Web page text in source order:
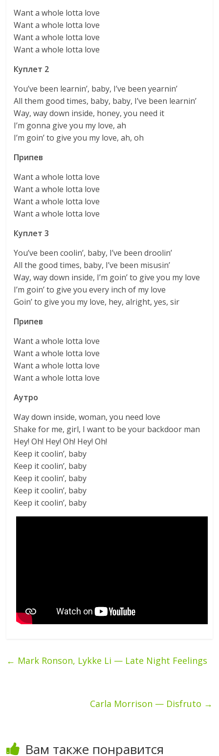
Want a whole lotta love
Want a whole lotta love
Want a whole lotta love
Want a whole lotta love
Куплет 2
You’ve been learnin’, baby, I’ve been yearnin’
All them good times, baby, baby, I’ve been learnin’
Way, way down inside, honey, you need it
I’m gonna give you my love, ah
I’m goin’ to give you my love, ah, oh
Припев
Want a whole lotta love
Want a whole lotta love
Want a whole lotta love
Want a whole lotta love
Куплет 3
You’ve been coolin’, baby, I’ve been droolin’
All the good times, baby, I’ve been misusin’
Way, way down inside, I’m goin’ to give you my love
I’m goin’ to give you every inch of my love
Goin’ to give you my love, hey, alright, yes, sir
Припев
Want a whole lotta love
Want a whole lotta love
Want a whole lotta love
Want a whole lotta love
Аутро
Way down inside, woman, you need love
Shake for me, girl, I want to be your backdoor man
Hey! Oh! Hey! Oh! Hey! Oh!
Keep it coolin’, baby
Keep it coolin’, baby
Keep it coolin’, baby
Keep it coolin’, baby
Keep it coolin’, baby
← Mark Ronson, Lykke Li — Late Night Feelings
Carla Morrison — Disfruto →
Вам также понравится